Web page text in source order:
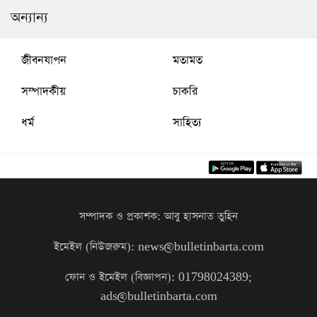
অন্যান্য
জীবনযাপন
মতামত
সম্পাদকীয়
চাকরি
ধর্ম
সাহিত্য
সম্পাদক ও প্রকাশক: আবু হাসনাত তুহিন
ইমেইল (নিউজরুম): news@bulletinbarta.com
ফোন ও ইমেইল (বিজ্ঞাপন): 01798024389;
ads@bulletinbarta.com